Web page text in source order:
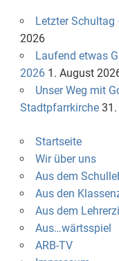
Letzter Schultag
2026
Laufend etwas
2026 1. August
Unser Weg mit
Stadtpfarrkirche
Startseite
Wir über uns
Aus dem
Aus den
Aus dem
Aus…wärtsspiel
ARB-TV